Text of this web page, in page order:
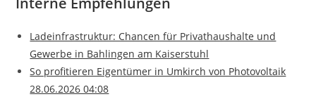
Ladeinfrastruktur: Chancen für Privathaushalte und
Gewerbe in Bahlingen am Kaiserstuhl
So profitieren Eigentümer in Umkirch von Photovoltaik
28.06.2026 04:08